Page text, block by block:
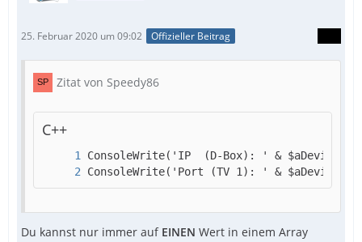
25. Februar 2020 um 09:02 Offizieller Beitrag
Zitat von Speedy86
C++
ConsoleWrite('Port (TV 1): ' &
Du kannst nur immer auf EINEN Wert in einem Array